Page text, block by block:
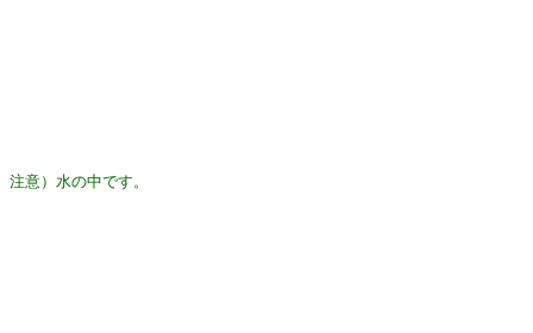
注意）水の中です。